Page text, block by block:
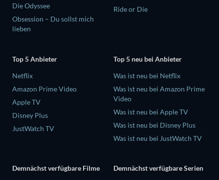
Die Odyssee
Obsession – Du sollst mich
lieben
Ride or Die
Top 5 Anbieter
Netflix
Amazon Prime Video
Apple TV
Disney Plus
JustWatch TV
Top 5 neu bei Anbieter
Was ist neu bei Netflix
Was ist neu bei Amazon Prime
Video
Was ist neu bei Apple TV
Was ist neu bei Disney Plus
Was ist neu bei JustWatch TV
Demnächst verfügbare Filme
Demnächst verfügbare Serien